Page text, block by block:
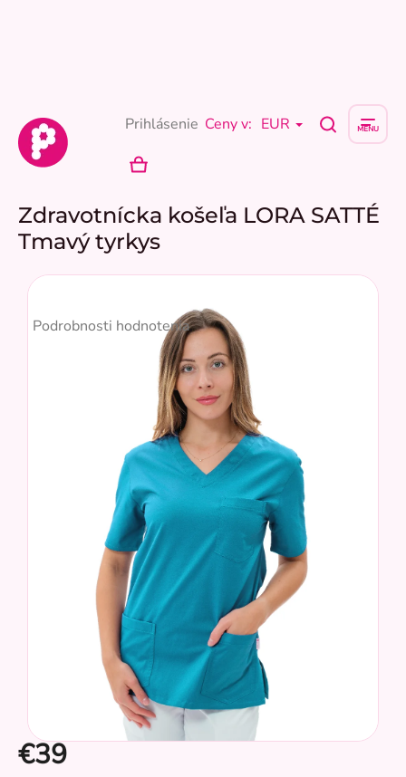
Ceny v: EUR
Prihlásenie
NÁKUPNÝ
Zdravotnícka košeľa LORA SATTÉ
Tmavý tyrkys
hodnotenie
Podrobnosti hodnotenia
€39